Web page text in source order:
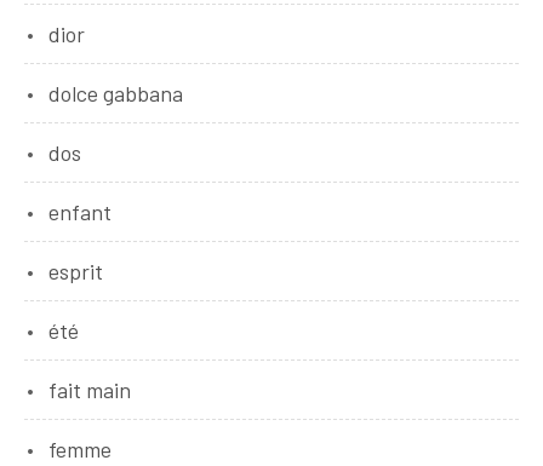
dior
dolce gabbana
dos
enfant
esprit
été
fait main
femme